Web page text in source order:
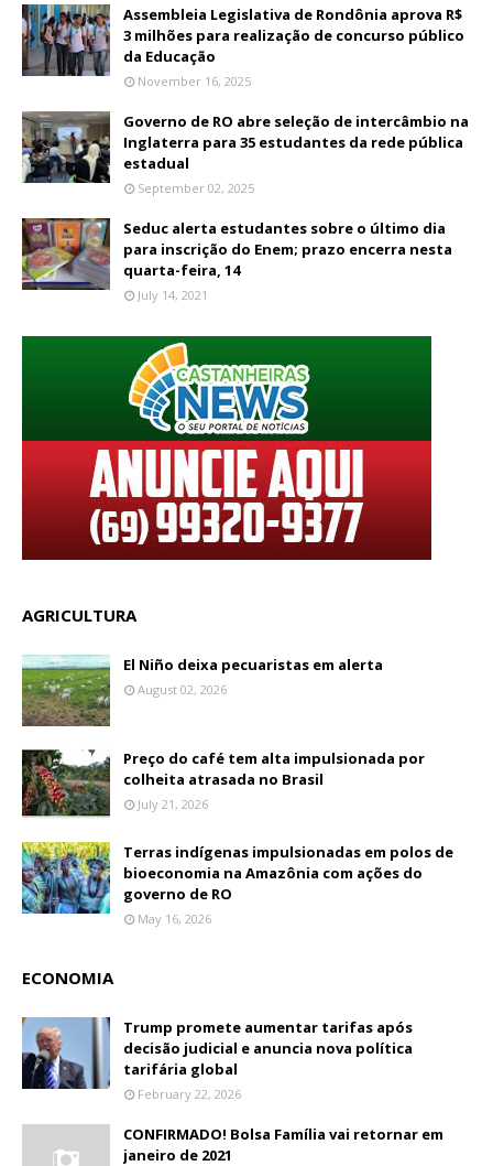
Assembleia Legislativa de Rondônia aprova R$
3 milhões para realização de concurso público
da Educação
November 16, 2025
Governo de RO abre seleção de intercâmbio na
Inglaterra para 35 estudantes da rede pública
estadual
September 02, 2025
Seduc alerta estudantes sobre o último dia
para inscrição do Enem; prazo encerra nesta
quarta-feira, 14
July 14, 2021
AGRICULTURA
El Niño deixa pecuaristas em alerta
August 02, 2026
Preço do café tem alta impulsionada por
colheita atrasada no Brasil
July 21, 2026
Terras indígenas impulsionadas em polos de
bioeconomia na Amazônia com ações do
governo de RO
May 16, 2026
ECONOMIA
Trump promete aumentar tarifas após
decisão judicial e anuncia nova política
tarifária global
February 22, 2026
CONFIRMADO! Bolsa Família vai retornar em
janeiro de 2021